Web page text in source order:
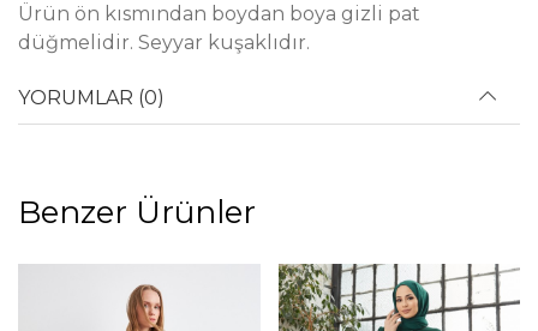
Ürün ön kısmından boydan boya gizli pat
düğmelidir. Seyyar kuşaklıdır.
YORUMLAR (0)
Benzer Ürünler